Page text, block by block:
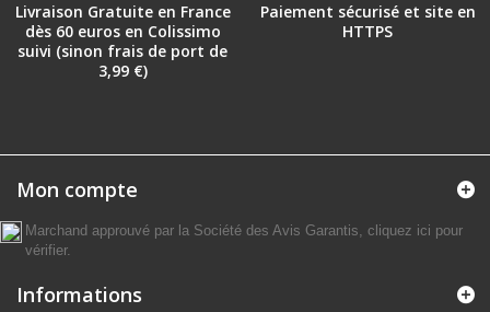
Livraison Gratuite en France
dès 60 euros en Colissimo
suivi (sinon frais de port de
3,99 €)
Paiement sécurisé et site en
HTTPS
Mon compte
Marchand approuvé par la Société des Avis Garantis, cliquez ici pour
vérifier.
Informations